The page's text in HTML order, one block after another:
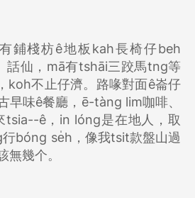
鋪棧枋ê地板kah長椅仔beh
話仙，mā有tshāi三跤馬tng等
koh不止仔濟。路喙對面ê崙仔
早味ê餐廳，ē-tàng lim咖啡、
tsia--ê，in lóng是在地人，取
bóng se̍h，像我tsit款盤山過
幾个。